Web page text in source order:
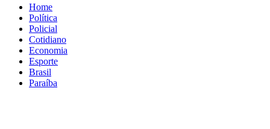
Home
Política
Policial
Cotidiano
Economia
Esporte
Brasil
Paraíba